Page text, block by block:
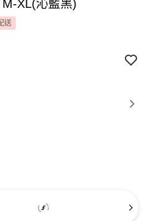
M-XL(沁藍黑)
送